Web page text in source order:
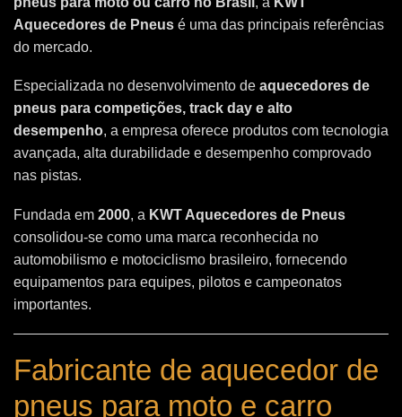
Aquecedores de Pneus é uma das principais referências
do mercado.
Especializada no desenvolvimento de aquecedores de
pneus para competições, track day e alto
desempenho, a empresa oferece produtos com tecnologia
avançada, alta durabilidade e desempenho comprovado
nas pistas.
Fundada em 2000, a KWT Aquecedores de Pneus
consolidou-se como uma marca reconhecida no
automobilismo e motociclismo brasileiro, fornecendo
equipamentos para equipes, pilotos e campeonatos
importantes.
Fabricante de aquecedor de
pneus para moto e carro